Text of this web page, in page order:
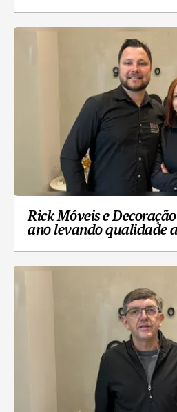
Rick Móveis e
ano levando qualidade